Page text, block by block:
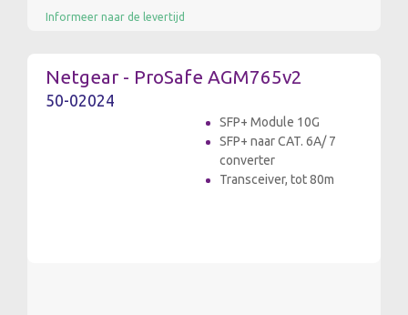
Informeer naar de levertijd
Netgear - ProSafe AGM765v2
50-02024
SFP+ Module 10G
SFP+ naar CAT. 6A/ 7
converter
Transceiver, tot 80m